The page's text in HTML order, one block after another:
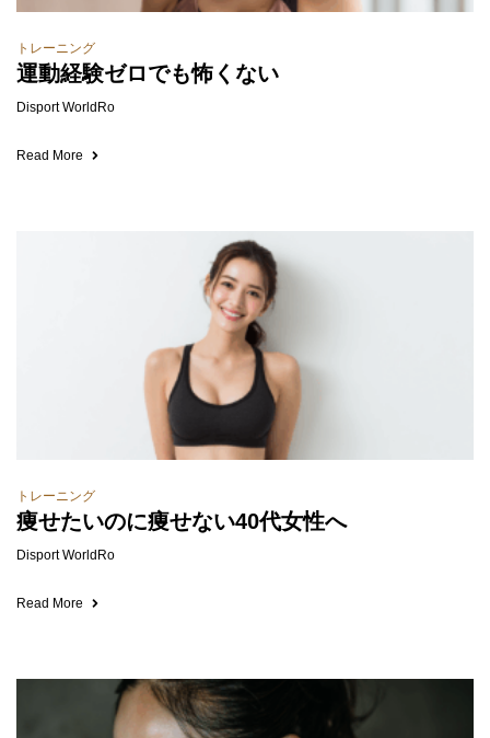
トレーニング
運動経験ゼロでも怖くない
Disport WorldRo
Read More
トレーニング
痩せたいのに痩せない40代女性へ
Disport WorldRo
Read More